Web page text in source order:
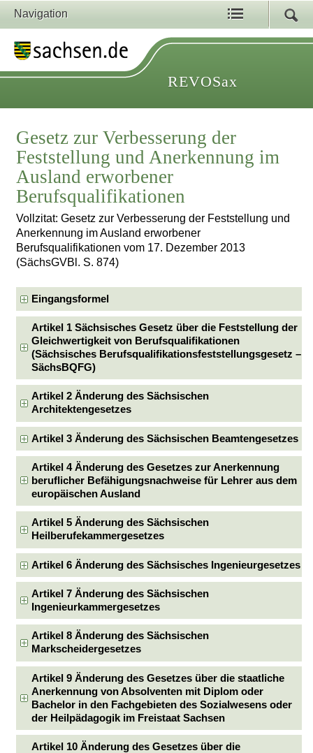
Navigation
REVOSax
Gesetz zur Verbesserung der
Feststellung und Anerkennung im
Ausland erworbener
Berufsqualifikationen
Vollzitat: Gesetz zur Verbesserung der Feststellung und
Anerkennung im Ausland erworbener
Berufsqualifikationen vom 17. Dezember 2013
(SächsGVBl. S. 874)
Eingangsformel
Artikel 1 Sächsisches Gesetz über die Feststellung der
Gleichwertigkeit von Berufsqualifikationen
(Sächsisches Berufsqualifikationsfeststellungsgesetz –
SächsBQFG)
Artikel 2 Änderung des Sächsischen
Architektengesetzes
Artikel 3 Änderung des Sächsischen Beamtengesetzes
Artikel 4 Änderung des Gesetzes zur Anerkennung
beruflicher Befähigungsnachweise für Lehrer aus dem
europäischen Ausland
Artikel 5 Änderung des Sächsischen
Heilberufekammergesetzes
Artikel 6 Änderung des Sächsisches Ingenieurgesetzes
Artikel 7 Änderung des Sächsischen
Ingenieurkammergesetzes
Artikel 8 Änderung des Sächsischen
Markscheidergesetzes
Artikel 9 Änderung des Gesetzes über die staatliche
Anerkennung von Absolventen mit Diplom oder
Bachelor in den Fachgebieten des Sozialwesens oder
der Heilpädagogik im Freistaat Sachsen
Artikel 10 Änderung des Gesetzes über die